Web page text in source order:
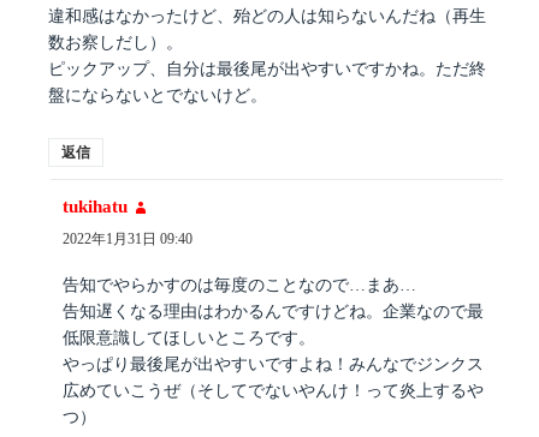
違和感はなかったけど、殆どの人は知らないんだね（再生
数お察しだし）。
ピックアップ、自分は最後尾が出やすいですかね。ただ終
盤にならないとでないけど。
返信
tukihatu
り:
2022年1月31日 09:40
告知でやらかすのは毎度のことなので…まあ…
告知遅くなる理由はわかるんですけどね。企業なので最
低限意識してほしいところです。
やっぱり最後尾が出やすいですよね！みんなでジンクス
広めていこうぜ（そしてでないやんけ！って炎上するや
つ）